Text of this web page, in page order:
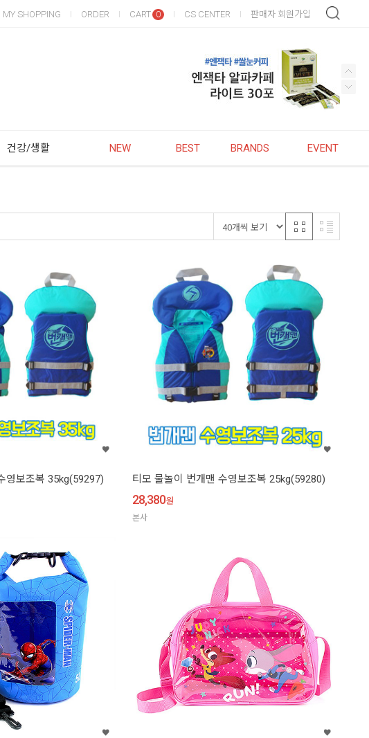
MY SHOPPING ORDER CART 0 CS CENTER 판매자 회원가입
건강/생활 NEW BEST BRANDS EVENT
영보조복 35kg(59297) 티모 물놀이 번개맨 수영보조복 25kg(59280)
28,380원
본사